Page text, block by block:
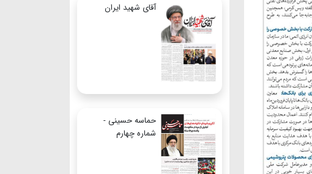
آقای شهید ایران
حماسه حسینی -
شماره چهارم